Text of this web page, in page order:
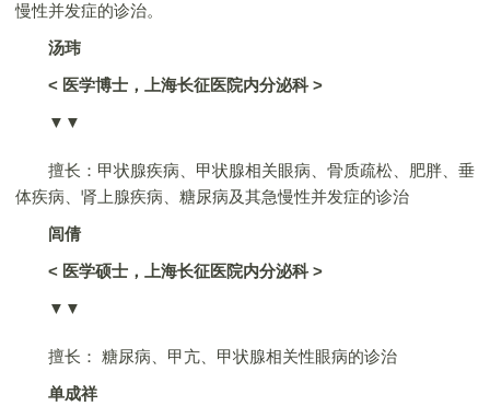
慢性并发症的诊治。
汤玮
< 医学博士，上海长征医院内分泌科 >
▼▼
擅长：甲状腺疾病、甲状腺相关眼病、骨质疏松、肥胖、垂
体疾病、肾上腺疾病、糖尿病及其急慢性并发症的诊治
闾倩
< 医学硕士，上海长征医院内分泌科 >
▼▼
擅长： 糖尿病、甲亢、甲状腺相关性眼病的诊治
单成祥